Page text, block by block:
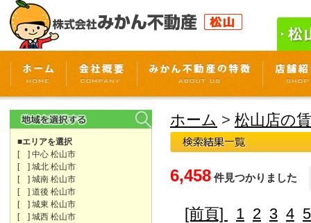
■エリアを選択
[ ] 中心 松山市
[ ] 城北 松山市
[ ] 城南 松山市
[ ] 道後 松山市
[ ] 城東 松山市
[ ] 城西 松山市
ホーム > 松山店の
6,458 件見つかりました
[前頁] 1 2 3 4 5